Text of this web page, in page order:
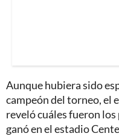
Aunque hubiera sido
campeón del torneo, el
reveló cuáles fueron
ganó en el estadio